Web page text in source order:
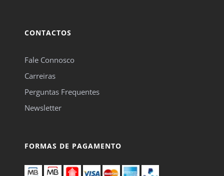
CONTACTOS
Fale Connosco
Carreiras
Perguntas Frequentes
Newsletter
FORMAS DE PAGAMENTO